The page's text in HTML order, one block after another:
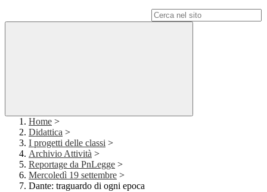
Home >
Didattica >
I progetti delle classi >
Archivio Attività >
Reportage da PnLegge >
Mercoledì 19 settembre >
Dante: traguardo di ogni epoca